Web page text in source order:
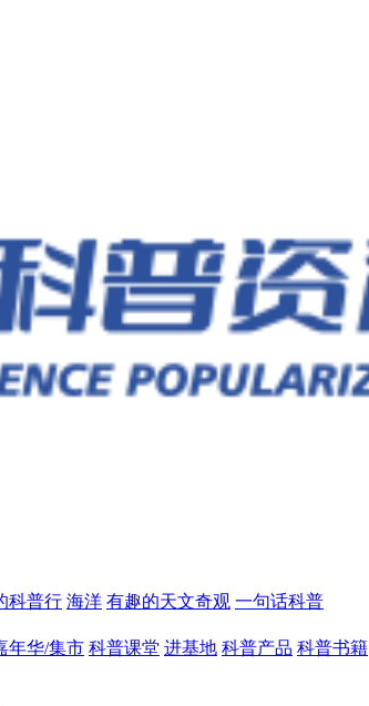
科普行 海洋 有趣的天文奇观 一句话科普
年华/集市 科普课堂 进基地 科普产品 科普书籍